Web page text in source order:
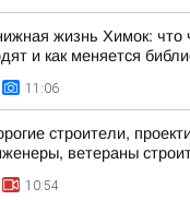
жизнь Химок: что
и как меняется
11:06
строители,
ветераны
10:54